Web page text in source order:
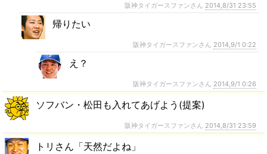
阪神タイガースファンさん 2014,8/31 23:55
帰りたい
阪神タイガースファンさん 2014,9/1 0:22
え？
阪神タイガースファンさん 2014,9/1 0:26
ソフバン・松田も入れてあげよう(提案)
阪神タイガースファンさん 2014,8/31 23:59
トリさん「天然だよね」